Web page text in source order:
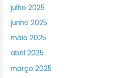
julho 2025
junho 2025
maio 2025
abril 2025
março 2025